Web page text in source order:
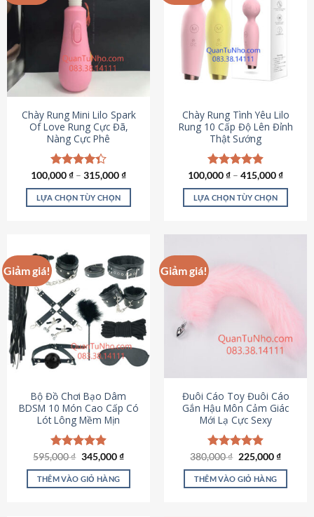
thể.
Các
chọn
thể
chọn
trên
trang
sản
phẩm
Chày Rung Mini Lilo Spark
Of Love Rung Cực Đã,
Nàng Cực Phê
Được xếp
hạng4.33
5 sao
100,000₫ – 315,000₫
LỰA CHỌN TÙY CHỌN
có
nhiều
biến
thể.
Các
tùy
chọn
có
chọn
trên
trang
sản
phẩm
Chày Rung Tình Yêu Lilo
Rung 10 Cấp Độ Lên Đỉnh
Thật Sướng
Được xếp
hạng4.94
5 sao
100,000₫ – 415,000₫
LỰA CHỌN TÙY CHỌN
biến
thể.
chọn
chọn
trên
trang
sản
phẩm
Giảm giá!
Bộ Đồ Chơi Bạo Dâm
BDSM 10 Món Cao Cấp Có
Lót Lông Mềm Mịn
Được xếp
hạng4.88
5 sao
595,000₫ Giá
là:
595,000 ₫.
345,000₫Giá
tại
THÊM VÀO GIỎ HÀNG
Giảm giá!
Đuôi Cáo Toy Đuôi Cáo
Gắn Hậu Môn Cảm Giác
Mới Lạ Cực Sexy
Được xếp
hạng4.88
5 sao
380,000₫ Giá
là:
380,000 ₫.
225,000₫Giá
tại
THÊM VÀO GIỎ HÀNG